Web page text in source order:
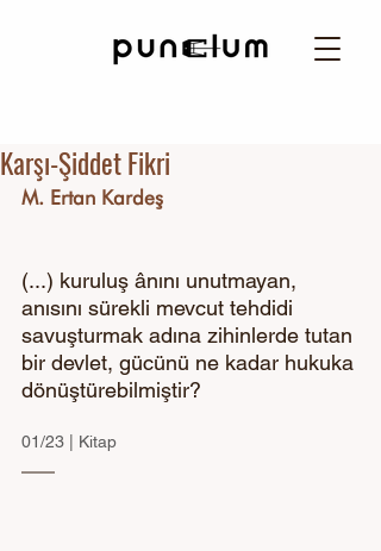
Karşı-Şiddet Fikri
M. Ertan Kardeş
(...) kuruluş ânını unutmayan,
anısını sürekli mevcut tehdidi
savuşturmak adına zihinlerde tutan
bir devlet, gücünü ne kadar hukuka
dönüştürebilmiştir?
01/23 | Kitap